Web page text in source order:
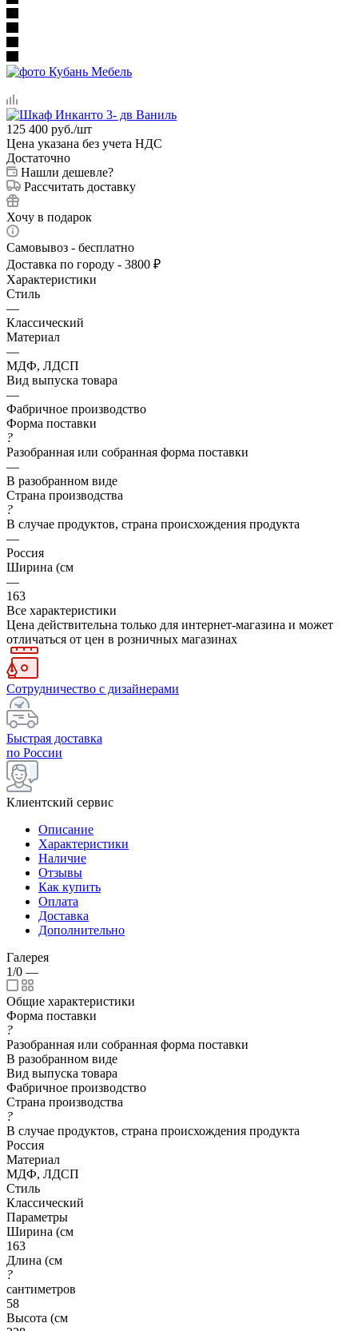
125 400 руб./шт
Цена указана без учета НДС
Достаточно
Нашли дешевле?
Рассчитать доставку
Хочу в подарок
Самовывоз - бесплатно
Доставка по городу - 3800 ₽
Характеристики
Стиль
—
Классический
Материал
—
МДФ, ЛДСП
Вид выпуска товара
—
Фабричное производство
Форма поставки
?
Разобранная или собранная форма поставки
—
В разобранном виде
Страна производства
?
В случае продуктов, страна происхождения продукта
—
Россия
Ширина (см
—
163
Все характеристики
Цена действительна только для интернет-магазина и может
отличаться от цен в розничных магазинах
Сотрудничество с дизайнерами
Быстрая доставка
по России
Клиентский сервис
Описание
Характеристики
Наличие
Отзывы
Как купить
Оплата
Доставка
Дополнительно
Галерея
1/0 —
Общие характеристики
Форма поставки
?
Разобранная или собранная форма поставки
В разобранном виде
Вид выпуска товара
Фабричное производство
Страна производства
?
В случае продуктов, страна происхождения продукта
Россия
Материал
МДФ, ЛДСП
Стиль
Классический
Параметры
Ширина (см
163
Длина (см
?
сантиметров
58
Высота (см